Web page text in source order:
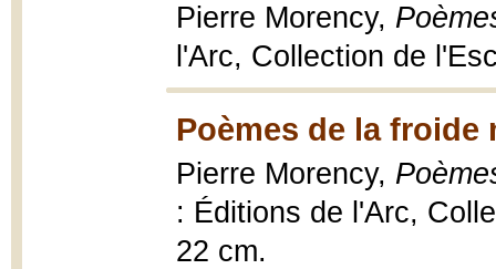
Pierre Morency,
l'Arc, Collection de
Poèmes de la froide
Pierre Morency,
: Éditions de l'Arc,
22 cm.